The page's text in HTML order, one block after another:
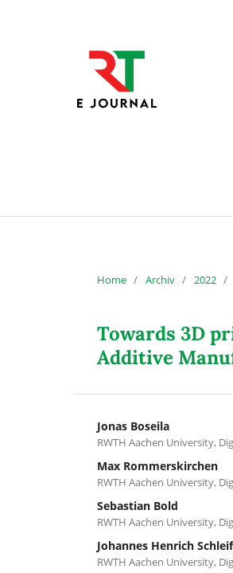
Home / Archiv / 2022 /
Towards 3D
Additive
Jonas Boseila
RWTH Aachen University,
Max Rommerskirchen
RWTH Aachen University,
Sebastian Bold
RWTH Aachen University,
Johannes Henrich
RWTH Aachen University,